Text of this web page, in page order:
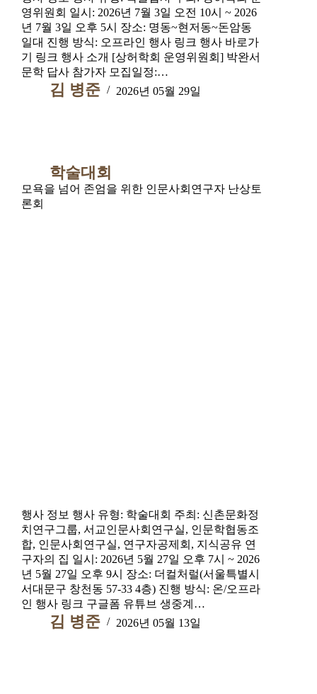
영위원회 일시: 2026년 7월 3일 오전 10시 ~ 2026
년 7월 3일 오후 5시 장소: 명동~현저동~돈암동
일대 진행 방식: 오프라인 행사 링크 행사 바로가
기 링크 행사 소개 [상허학회 운영위원회] 박완서
문학 답사 참가자 모집일정:…
김 병준 2026년 05월 29일
학술대회
모욕을 넘어 존엄을 위한 인문사회연구자 난상토
론회
행사 정보 행사 유형: 학술대회 주최: 신촌문화정
치연구그룹, 서교인문사회연구실, 인문학협동조
합, 인문사회연구실, 연구자공제회, 지식공유 연
구자의 집 일시: 2026년 5월 27일 오후 7시 ~ 2026
년 5월 27일 오후 9시 장소: 더컬처럴(서울특별시
서대문구 창천동 57-33 4층) 진행 방식: 온/오프라
인 행사 링크 구글폼 유튜브 생중계…
김 병준 2026년 05월 13일